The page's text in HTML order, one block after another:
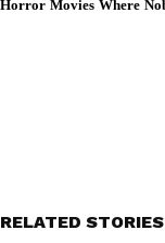
RELATED STORIES